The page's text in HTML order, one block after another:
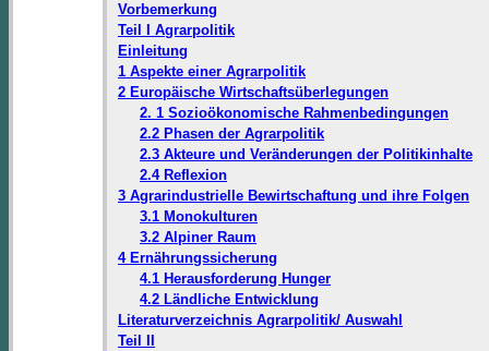
Vorbemerkung
Teil I Agrarpolitik
Einleitung
1 Aspekte einer Agrarpolitik
2 Europäische Wirtschaftsüberlegungen
2. 1 Sozioökonomische Rahmenbedingungen
2.2 Phasen der Agrarpolitik
2.3 Akteure und Veränderungen der Politikinhalte
2.4 Reflexion
3 Agrarindustrielle Bewirtschaftung und ihre Folgen
3.1 Monokulturen
3.2 Alpiner Raum
4 Ernährungssicherung
4.1 Herausforderung Hunger
4.2 Ländliche Entwicklung
Literaturverzeichnis Agrarpolitik/ Auswahl
Teil II